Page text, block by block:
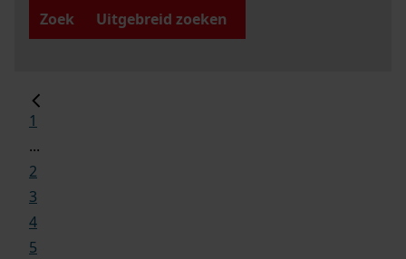
Zoek
Uitgebreid zoeken
1
...
2
3
4
5